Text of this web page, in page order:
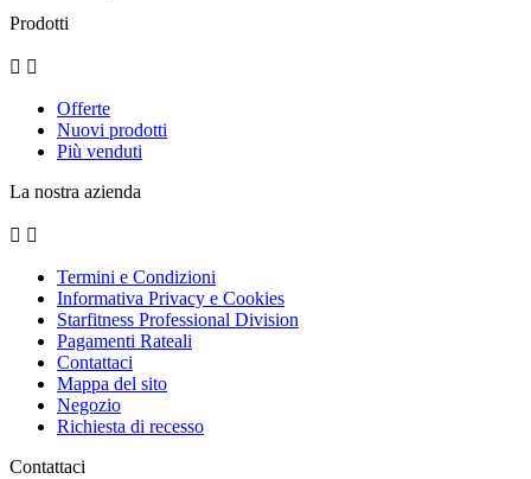
Prodotti
 
Offerte
Nuovi prodotti
Più venduti
La nostra azienda
 
Termini e Condizioni
Informativa Privacy e Cookies
Starfitness Professional Division
Pagamenti Rateali
Contattaci
Mappa del sito
Negozio
Richiesta di recesso
Contattaci